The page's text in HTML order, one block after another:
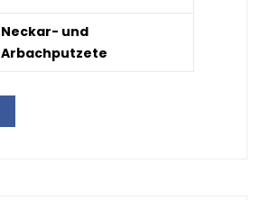
Neckar- und
Arbachputzete